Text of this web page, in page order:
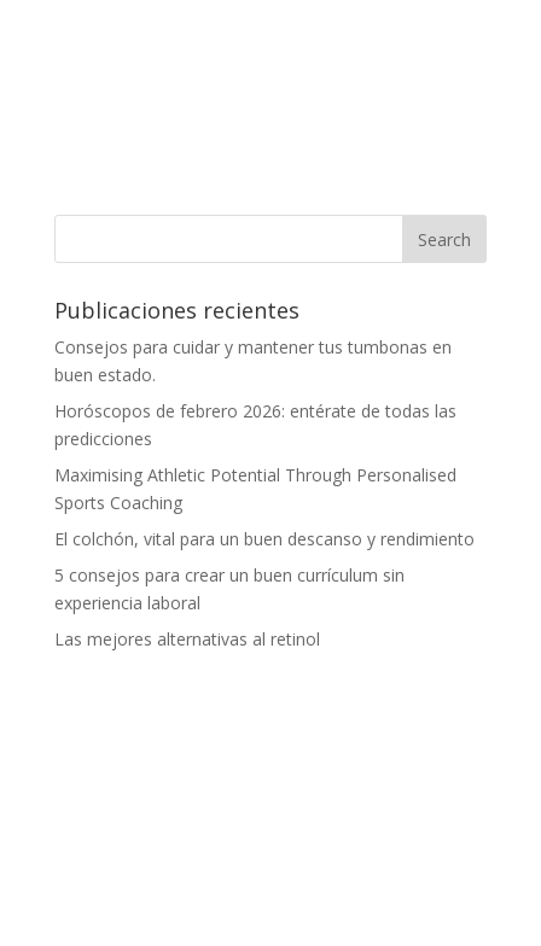
Publicaciones recientes
Consejos para cuidar y mantener tus tumbonas en
buen estado.
Horóscopos de febrero 2026: entérate de todas las
predicciones
Maximising Athletic Potential Through Personalised
Sports Coaching
El colchón, vital para un buen descanso y rendimiento
5 consejos para crear un buen currículum sin
experiencia laboral
Las mejores alternativas al retinol